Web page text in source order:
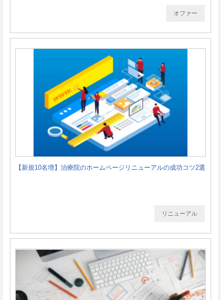
オファー
【新規10名増】治療院のホームページリニューアルの成功コツ2選
リニューアル